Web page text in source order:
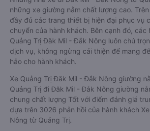
những xe giường nằm chất lượng cao.
đầy đủ các trang thiết bị hiện đại phục vụ
chuyển của hành khách. Bên cạnh đó, các
Quảng Trị Đăk Mil - Đắk Nông luôn chú
dịch vụ, không ngừng cải thiện để mang
hảo cho hành khách.
Xe Quảng Trị Đăk Mil - Đắk Nông giường
Quảng Trị đi Đăk Mil - Đắk Nông giường
chung chất lượng Tốt với điểm đánh giá
dựa trên 3026 phản hồi của hành khách
Nông từ Quảng Trị.